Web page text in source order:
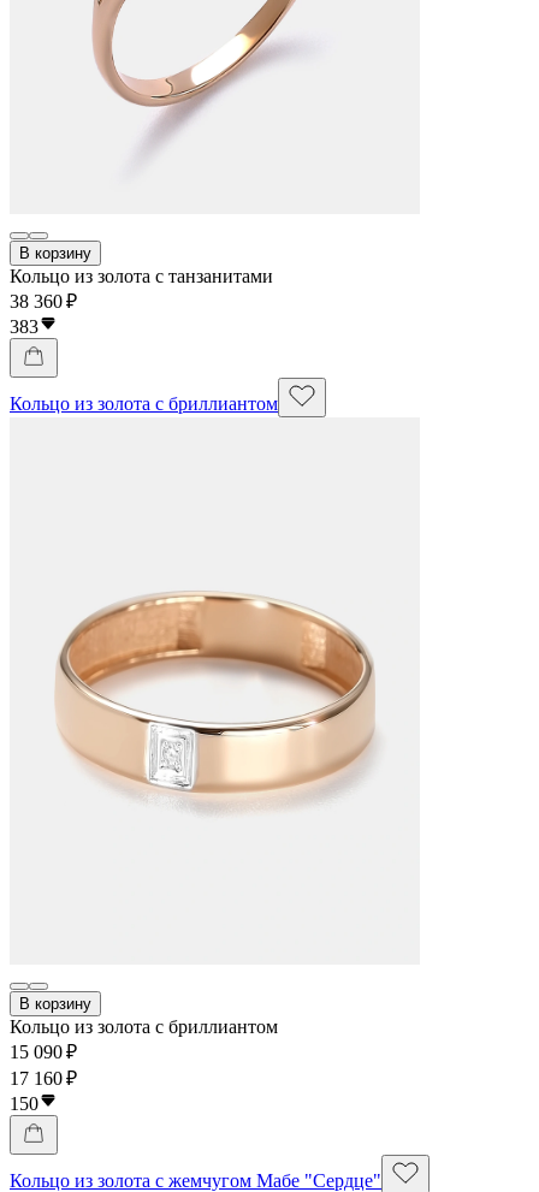
В корзину
Кольцо из золота с танзанитами
38 360 ₽
383
Кольцо из золота с бриллиантом
В корзину
Кольцо из золота с бриллиантом
15 090 ₽
17 160 ₽
150
Кольцо из золота с жемчугом Мабе "Сердце"